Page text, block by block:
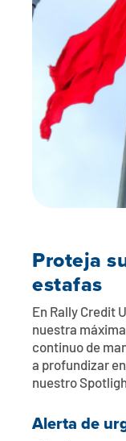
Calculadoras
Expertos a
Gestionar la
Servicios
Preguntas
Expertos en
Preguntas
Miembro EDU
Noticias de los
Medios de
Calculadoras
Explorar la
Early Pay Day
Zelle
Smart Card
Banco por
Póngase en
Carreras
Acerca de
Afiliación
Préstamos
Proteja
estafas
En Rally Credit
nuestra
continuo de
a profundizar
nuestro
Alerta de